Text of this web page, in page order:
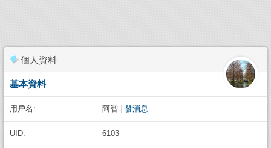
個人資料
基本資料
用戶名: 阿智 發消息
UID: 6103